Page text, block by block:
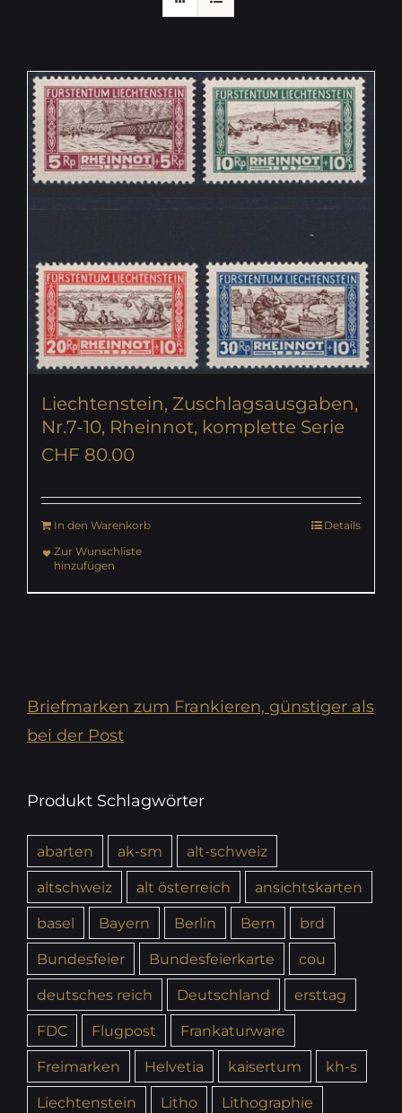
Liechtenstein, Zuschlagsausgaben,
Nr.7-10, Rheinnot, komplette Serie
CHF 80.00
In den Warenkorb
Details
Zur Wunschliste
hinzufügen
Briefmarken zum Frankieren, günstiger als
bei der Post
Produkt Schlagwörter
abarten ak-sm
alt-schweiz
altschweiz
alt österreich
ansichtskarten
basel
Bayern Berlin Bern
brd
Bundesfeier
Bundesfeierkarte
cou
deutsches reich
Deutschland
ersttag
FDC
Flugpost
Frankaturware
Freimarken
Helvetia kaisertum
kh-s
Liechtenstein
Litho
Lithographie